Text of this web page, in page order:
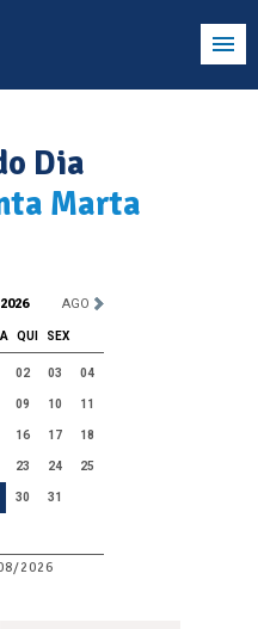
Dia
Marta
AGO
QUI
SEX
02 03 04
09 10 11
16 17 18
23 24 25
30 31
2026